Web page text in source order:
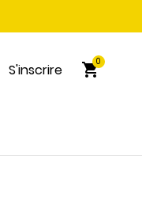
S'inscrire 
0